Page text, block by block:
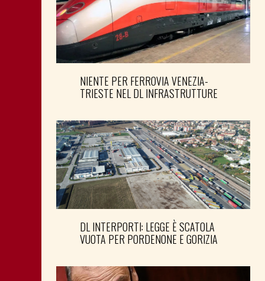
NIENTE PER FERROVIA VENEZIA-
TRIESTE NEL DL INFRASTRUTTURE
DL INTERPORTI: LEGGE È SCATOLA
VUOTA PER PORDENONE E GORIZIA